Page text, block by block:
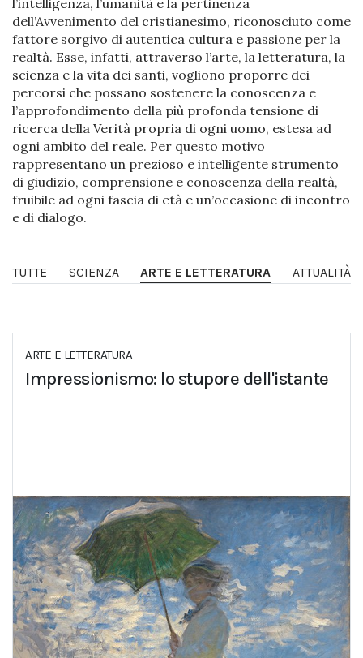
l’intelligenza, l’umanità e la pertinenza
dell’Avvenimento del cristianesimo, riconosciuto come
fattore sorgivo di autentica cultura e passione per la
realtà. Esse, infatti, attraverso l’arte, la letteratura, la
scienza e la vita dei santi, vogliono proporre dei
percorsi che possano sostenere la conoscenza e
l’approfondimento della più profonda tensione di
ricerca della Verità propria di ogni uomo, estesa ad
ogni ambito del reale. Per questo motivo
rappresentano un prezioso e intelligente strumento
di giudizio, comprensione e conoscenza della realtà,
fruibile ad ogni fascia di età e un’occasione di incontro
e di dialogo.
TUTTE SCIENZA ARTE E LETTERATURA ATTUALITÀ
ARTE E LETTERATURA
Impressionismo: lo stupore dell'istante